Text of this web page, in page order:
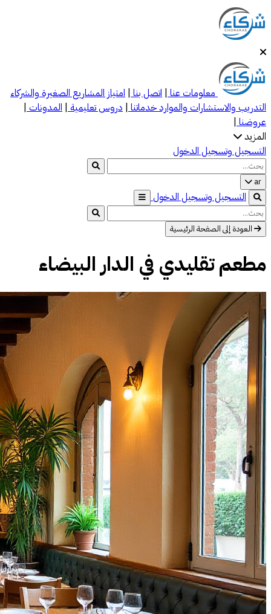
معلومات عنا|اتصل بنا|امتيازالمشاريع الصغيرة والشركاء
التدريب والاستشارات والمواردخدماتنا|دروس تعليمية|المدونات|
عروضنا|
المزيد
التسجيل وتسجيل الدخول
ar
التسجيل وتسجيل الدخول
العودة إلى الصفحة الرئيسية
مطعم تقليدي في الدار البيضاء